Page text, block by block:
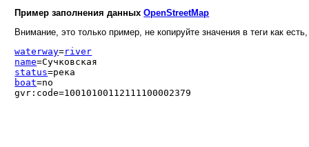
Пример заполнения данныхOpenStreetMap
Внимание, это только пример, не копируйте значения в теги как
waterway=river
name=Сучковская
status=река
boat=no
gvr:code=10010100112111100002379